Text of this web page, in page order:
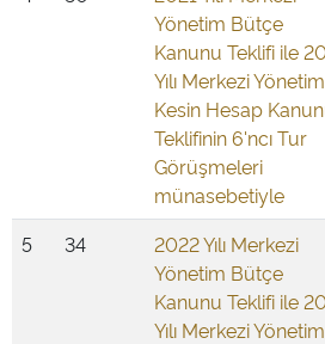
Yönetim Bütçe
Kanunu Teklifi ile
Yılı Merkezi Yönetim
Kesin Hesap
Teklifinin 6'ncı Tur
Görüşmeleri
münasebetiyle
5 34
2022 Yılı Merkezi
Yönetim Bütçe
Kanunu Teklifi ile
Yılı Merkezi Yönetim